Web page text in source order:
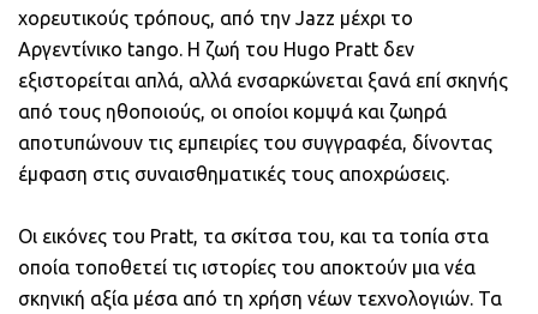
χορευτικούς τρόπους, από την Jazz μέχρι το
Αργεντίνικο tango. Η ζωή του Hugo Pratt δεν
εξιστορείται απλά, αλλά ενσαρκώνεται ξανά επί σκηνής
από τους ηθοποιούς, οι οποίοι κομψά και ζωηρά
αποτυπώνουν τις εμπειρίες του συγγραφέα, δίνοντας
έμφαση στις συναισθηματικές τους αποχρώσεις.
Οι εικόνες του Pratt, τα σκίτσα του, και τα τοπία στα
οποία τοποθετεί τις ιστορίες του αποκτούν μια νέα
σκηνική αξία μέσα από τη χρήση νέων τεχνολογιών. Τα